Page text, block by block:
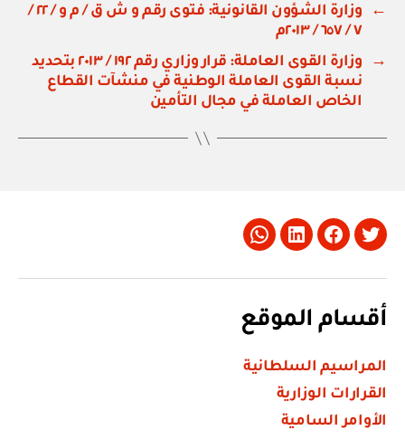
←
وزارة الشؤون القانونية: فتوى رقم و ش ق / م و / ٢٢ /
٧ / ٦٥٧ / ٢٠١٣م
→
وزارة القوى العاملة: قرار وزاري رقم ١٩٢ / ٢٠١٣ بتحديد
نسبة القوى العاملة الوطنية في منشآت القطاع
الخاص العاملة في مجال التأمين
Twitter
Facebook
LinkedIn
Whatsapp
أقسام الموقع
المراسيم السلطانية
القرارات الوزارية
الأوامر السامية